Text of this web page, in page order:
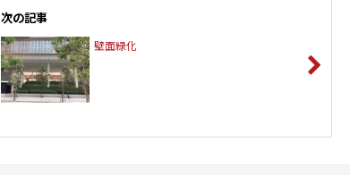
次の記事
壁面緑化